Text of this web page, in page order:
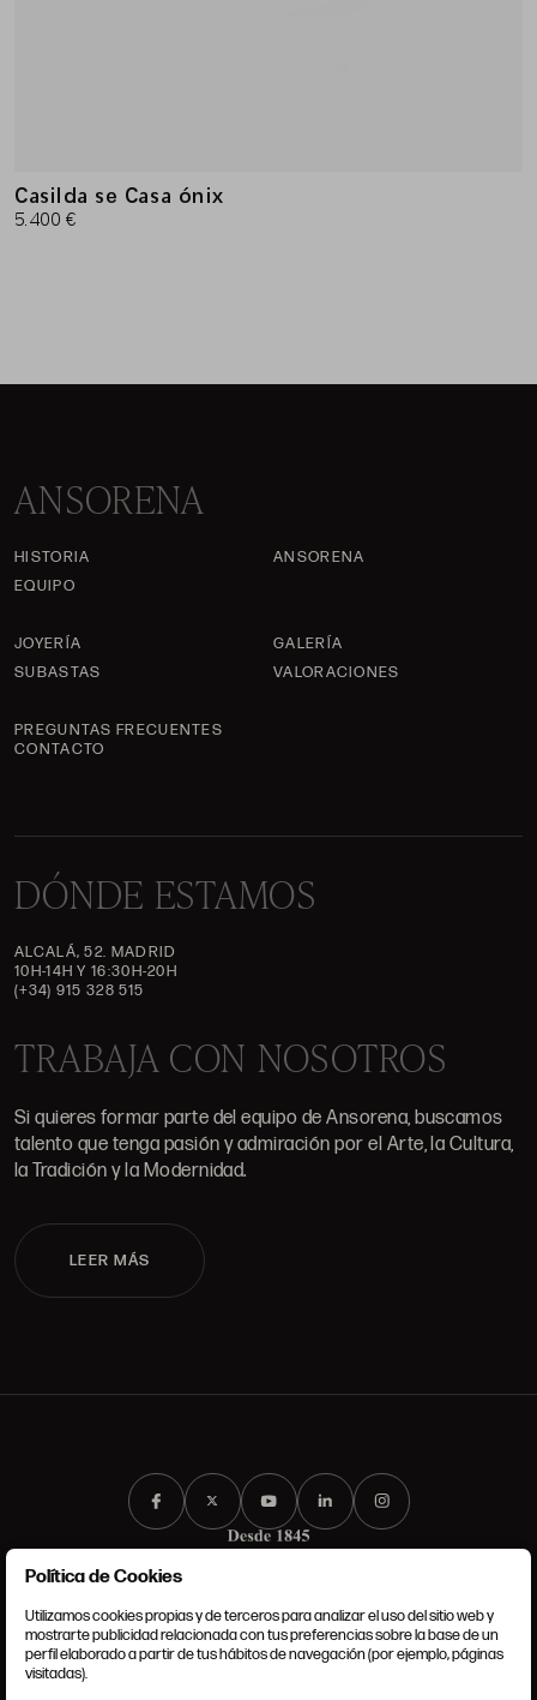
Casilda se Casa ónix
5.400 €
ANSORENA
HISTORIA
ANSORENA
EQUIPO
JOYERÍA
GALERÍA
SUBASTAS
VALORACIONES
PREGUNTAS FRECUENTES
CONTACTO
DÓNDE ESTAMOS
ALCALÁ, 52. MADRID
10H-14H Y 16:30H-20H
(+34) 915 328 515
TRABAJA CON NOSOTROS
Si quieres formar parte del equipo de Ansorena, buscamos
talento que tenga pasión y admiración por el Arte, la Cultura,
la Tradición y la Modernidad.
LEER MÁS
CONDICIONES GENERALES
Política de Cookies
Utilizamos cookies propias y de terceros para analizar el uso del sitio web y
mostrarte publicidad relacionada con tus preferencias sobre la base de un
perfil elaborado a partir de tus hábitos de navegación (por ejemplo, páginas
visitadas).